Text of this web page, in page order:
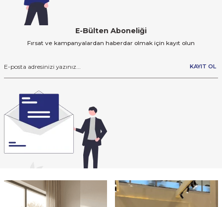
E-Bülten Aboneliği
Fırsat ve kampanyalardan haberdar olmak için kayıt olun
KAYIT OL